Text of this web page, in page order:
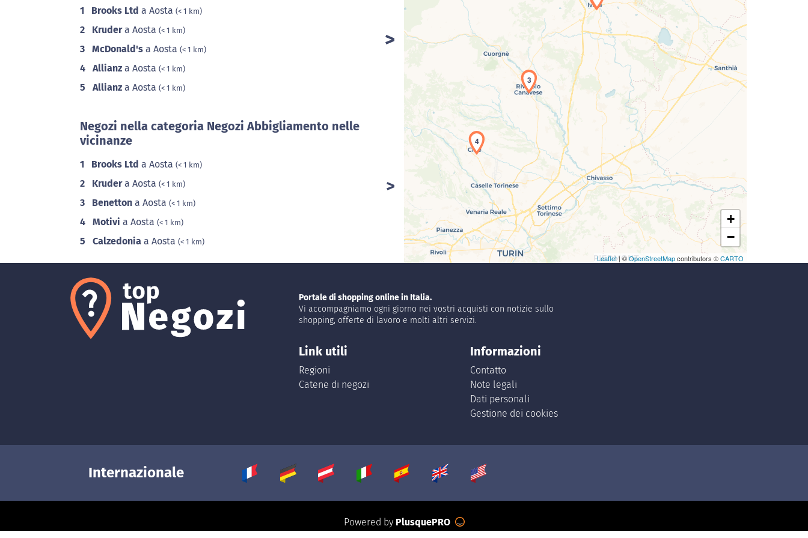
1 Brooks Ltd a Aosta (< 1 km)
2 Krudera Aosta (< 1 km)
3 McDonald's a Aosta (< 1 km)
4 Allianz a Aosta (< 1 km)
5 Allianz a Aosta (< 1 km)
Negozi nella categoria Negozi Abbigliamento nelle
vicinanze
1 Brooks Ltd a Aosta (< 1 km)
2 Krudera Aosta (< 1 km)
3 Benetton a Aosta (< 1 km)
4 Motivi a Aosta (< 1 km)
5 Calzedonia a Aosta (< 1 km)
Caricamento della carta in corso...
3
4
+
−
Leaflet| ©OpenStreetMapcontributors ©CARTO
Portale di shopping online in Italia.
Vi accompagniamo ogni giorno nei vostri acquisti con notizie sullo
shopping, offerte di lavoro e molti altri servizi.
Link utili
Regioni
Catene di negozi
Informazioni
Contatto
Note legali
Dati personali
Gestione dei cookies
Internazionale
Powered by PlusquePRO